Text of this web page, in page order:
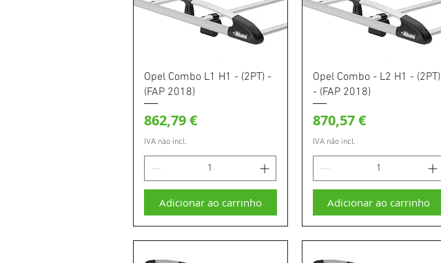
Visualização rápida
Opel Combo L1 H1 - (2PT) -
(FAP 2018)
Preço
862,79 €
IVA não incl.
Adicionar ao carrinho
Visualização rápida
Opel Combo - L2 H1 - (2PT)
- (FAP 2018)
Preço
870,57 €
IVA não incl.
Adicionar ao carrinho